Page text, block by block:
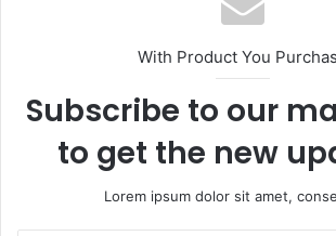
With Product You
Subscribe to our
to get the new
Lorem ipsum dolor sit amet,